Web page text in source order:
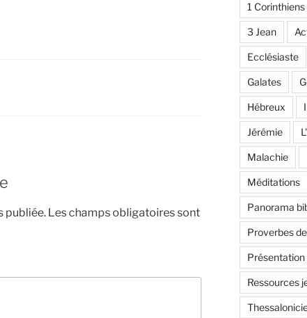
publiée. Les champs obligatoires sont
1 Corinthiens
3 Jean
Ecclésiaste
Galates
Hébreux
Jérémie
Malachie
Méditations
Panorama
Proverbes
Présentation
Ressources